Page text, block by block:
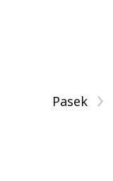
›
Pasek